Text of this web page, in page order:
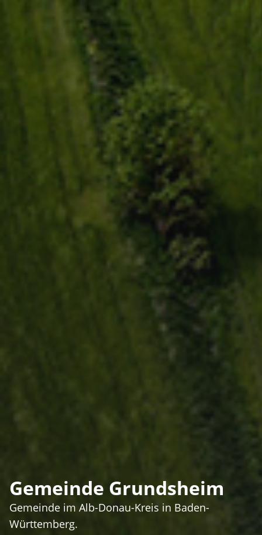
Gemeinde Grundsheim
Gemeinde im Alb-Donau-Kreis in Baden-
Württemberg.